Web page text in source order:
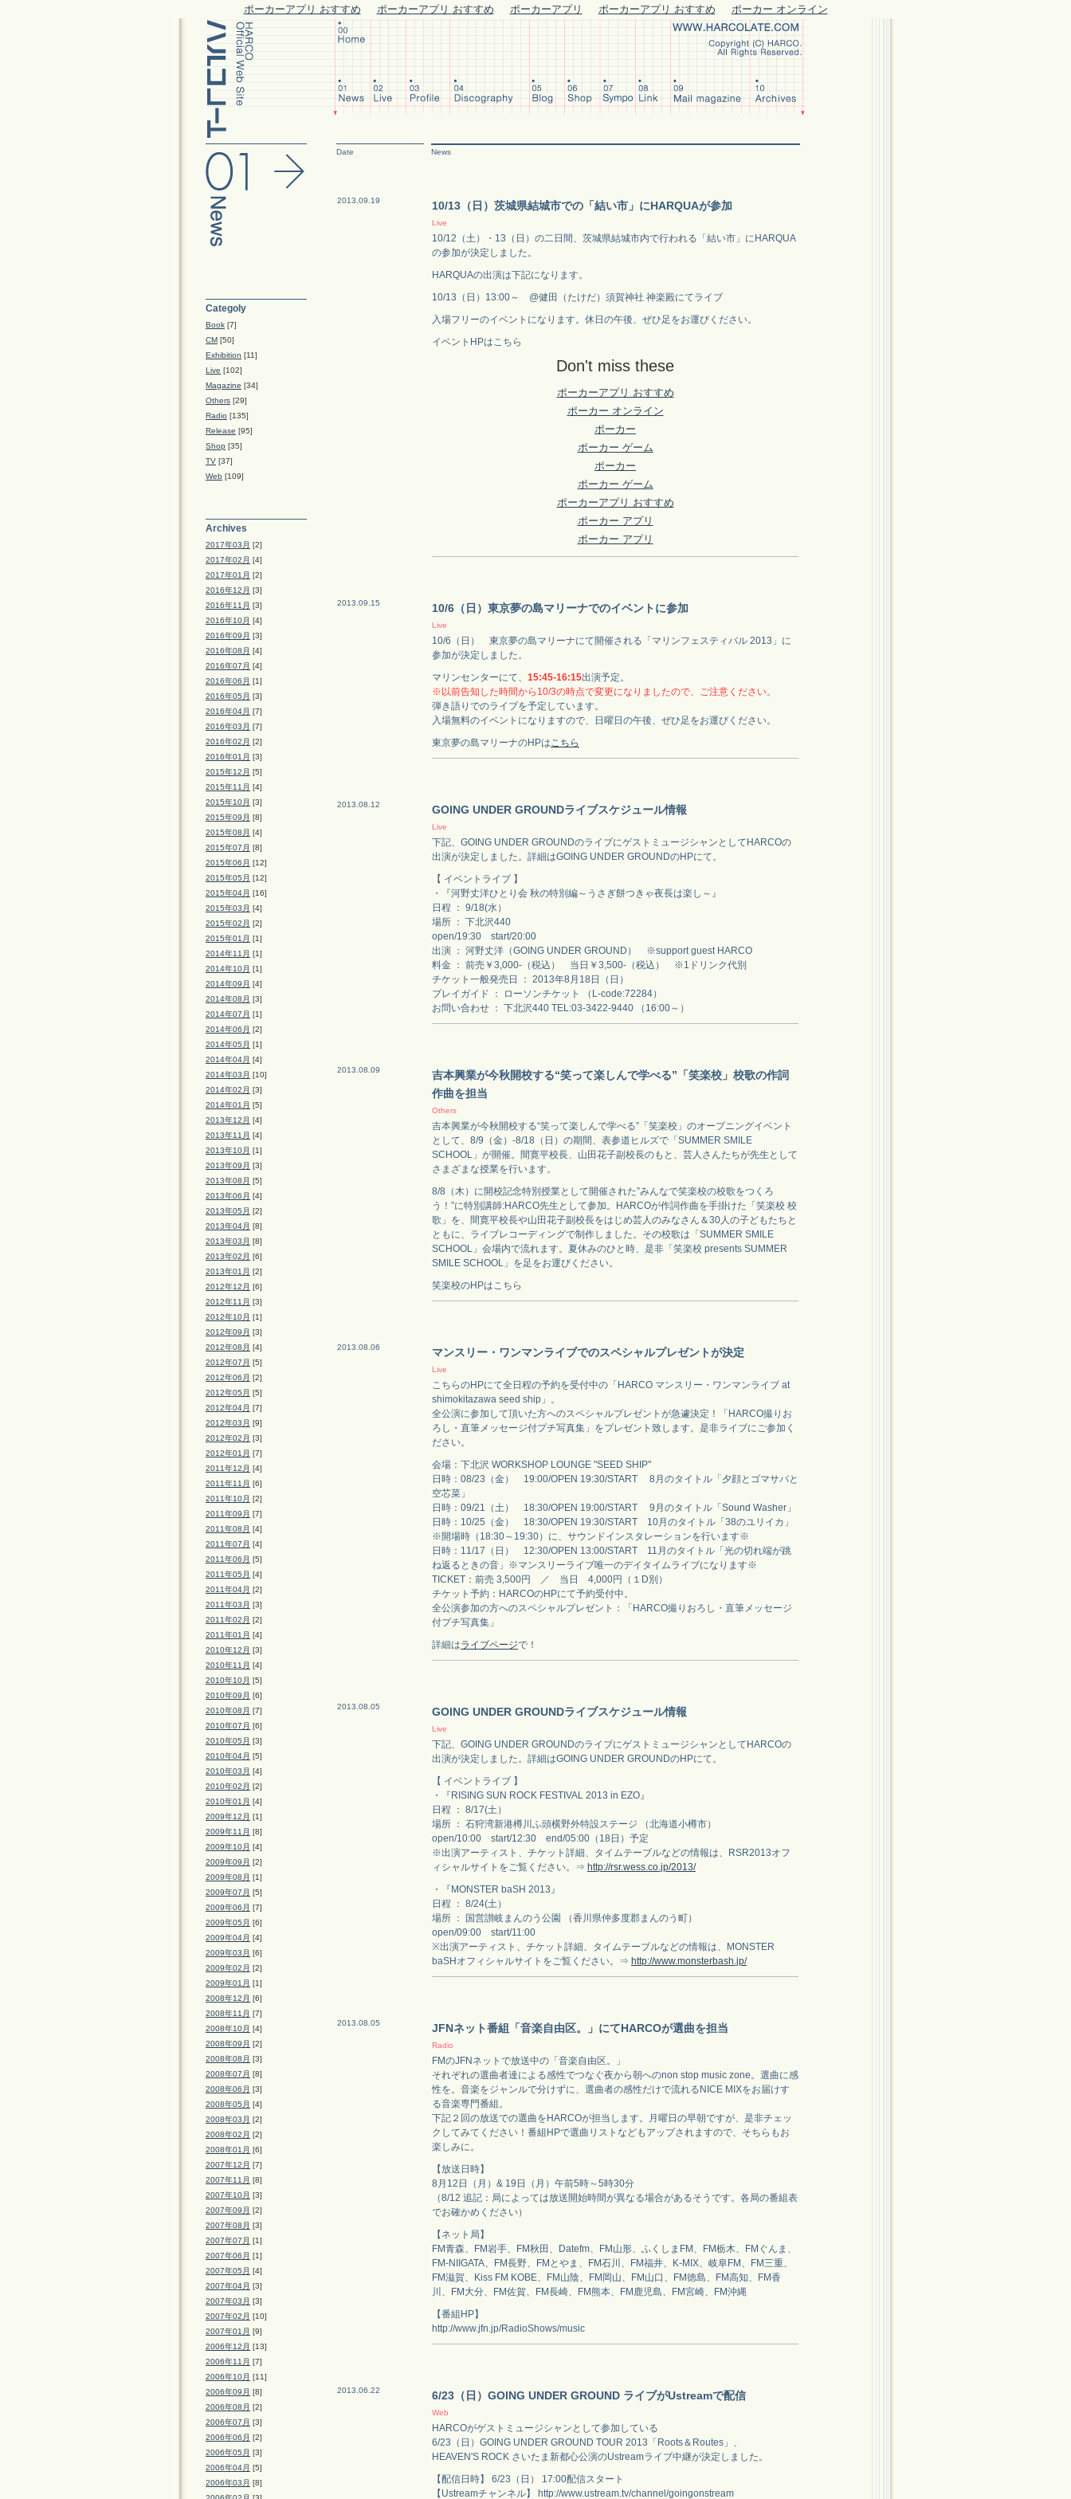
ポーカーアプリ おすすめ ポーカーアプリ おすすめ ポーカーアプリ ポーカーアプリ おすすめ ポーカー オンライン
Categoly
Book [7]
CM [50]
Exhibition [11]
Live [102]
Magazine [34]
Others [29]
Radio [135]
Release [95]
Shop [35]
TV [37]
Web [109]
Archives
2017年03月 [2]
2017年02月 [4]
2017年01月 [2]
2016年12月 [3]
2016年11月 [3]
2016年10月 [4]
2016年09月 [3]
2016年08月 [4]
2016年07月 [4]
2016年06月 [1]
2016年05月 [3]
2016年04月 [7]
2016年03月 [7]
2016年02月 [2]
2016年01月 [3]
2015年12月 [5]
2015年11月 [4]
2015年10月 [3]
2015年09月 [8]
2015年08月 [4]
2015年07月 [8]
2015年06月 [12]
2015年05月 [12]
2015年04月 [16]
2015年03月 [4]
2015年02月 [2]
2015年01月 [1]
2014年11月 [1]
2014年10月 [1]
2014年09月 [4]
2014年08月 [3]
2014年07月 [1]
2014年06月 [2]
2014年05月 [1]
2014年04月 [4]
2014年03月 [10]
2014年02月 [3]
2014年01月 [5]
2013年12月 [4]
2013年11月 [4]
2013年10月 [1]
2013年09月 [3]
2013年08月 [5]
2013年06月 [4]
2013年05月 [2]
2013年04月 [8]
2013年03月 [8]
2013年02月 [6]
2013年01月 [2]
2012年12月 [6]
2012年11月 [3]
2012年10月 [1]
2012年09月 [3]
2012年08月 [4]
2012年07月 [5]
2012年06月 [2]
2012年05月 [5]
2012年04月 [7]
2012年03月 [9]
2012年02月 [3]
2012年01月 [7]
2011年12月 [4]
2011年11月 [6]
2011年10月 [2]
2011年09月 [7]
2011年08月 [4]
2011年07月 [4]
2011年06月 [5]
2011年05月 [4]
2011年04月 [2]
2011年03月 [3]
2011年02月 [2]
2011年01月 [4]
2010年12月 [3]
2010年11月 [4]
2010年10月 [5]
2010年09月 [6]
2010年08月 [7]
2010年07月 [6]
2010年05月 [3]
2010年04月 [5]
2010年03月 [4]
2010年02月 [2]
2010年01月 [4]
2009年12月 [1]
2009年11月 [8]
2009年10月 [4]
2009年09月 [2]
2009年08月 [1]
2009年07月 [5]
2009年06月 [7]
2009年05月 [6]
2009年04月 [4]
2009年03月 [6]
2009年02月 [2]
2009年01月 [1]
2008年12月 [6]
2008年11月 [7]
2008年10月 [4]
2008年09月 [2]
2008年08月 [3]
2008年07月 [8]
2008年06月 [3]
2008年05月 [4]
2008年03月 [2]
2008年02月 [2]
2008年01月 [6]
2007年12月 [7]
2007年11月 [8]
2007年10月 [3]
2007年09月 [2]
2007年08月 [3]
2007年07月 [1]
2007年06月 [1]
2007年05月 [4]
2007年04月 [3]
2007年03月 [3]
2007年02月 [10]
2007年01月 [9]
2006年12月 [13]
2006年11月 [7]
2006年10月 [11]
2006年09月 [8]
2006年08月 [2]
2006年07月 [3]
2006年06月 [2]
2006年05月 [3]
2006年04月 [5]
2006年03月 [8]
Date News
2013.09.19 10/13（日）茨城県結城市での「結い市」にHARQUAが参加
Live
10/12（土）・13（日）の二日間、茨城県結城市内で行われる「結い市」にHARQUA
の参加が決定しました。
HARQUAの出演は下記になります。
10/13（日）13:00～ @健田（たけだ）須賀神社 神楽殿にてライブ
入場フリーのイベントになります。休日の午後、ぜひ足をお運びください。
イベントHPはこちら
Don't miss these
ポーカーアプリ おすすめ
ポーカー オンライン
ポーカー
ポーカー ゲーム
ポーカー
ポーカー ゲーム
ポーカーアプリ おすすめ
ポーカー アプリ
ポーカー アプリ
2013.09.15 10/6（日）東京夢の島マリーナでのイベントに参加
Live
10/6（日） 東京夢の島マリーナにて開催される「マリンフェスティバル 2013」に
参加が決定しました。
マリンセンターにて、 15:45-16:15出演予定。
※以前告知した時間から10/3の時点で変更になりましたので、ご注意ください。
弾き語りでのライブを予定しています。
入場無料のイベントになりますので、日曜日の午後、ぜひ足をお運びください。
東京夢の島マリーナのHPはこちら
2013.08.12 GOING UNDER GROUNDライブスケジュール情報
Live
下記、GOING UNDER GROUNDのライブにゲストミュージシャンとしてHARCOの
出演が決定しました。詳細はGOING UNDER GROUNDのHPにて。
【 イベントライブ 】
・『河野丈洋ひとり会 秋の特別編～うさぎ餅つきゃ夜長は楽し～』
日程 ： 9/18(水）
場所 ： 下北沢440
open/19:30 start/20:00
出演 ： 河野丈洋（GOING UNDER GROUND） ※support guest HARCO
料金 ： 前売￥3,000-（税込） 当日￥3,500-（税込） ※1ドリンク代別
チケット一般発売日 ： 2013年8月18日（日）
プレイガイド ： ローソンチケット （L-code:72284）
お問い合わせ ： 下北沢440 TEL:03-3422-9440 （16:00～）
2013.08.09
吉本興業が今秋開校する“笑って楽しんで学べる”「笑楽校」校歌の作詞
作曲を担当
Others
吉本興業が今秋開校する“笑って楽しんで学べる”「笑楽校」のオープニングイベント
として、8/9（金）-8/18（日）の期間、表参道ヒルズで「SUMMER SMILE
SCHOOL」が開催。間寛平校長、山田花子副校長のもと、芸人さんたちが先生として
さまざまな授業を行います。
8/8（木）に開校記念特別授業として開催された”みんなで笑楽校の校歌をつくろ
う！”に特別講師:HARCO先生として参加。HARCOが作詞作曲を手掛けた「笑楽校 校
歌」を、間寛平校長や山田花子副校長をはじめ芸人のみなさん＆30人の子どもたちと
ともに、ライブレコーディングで制作しました。その校歌は「SUMMER SMILE
SCHOOL」会場内で流れます。夏休みのひと時、是非「笑楽校 presents SUMMER
SMILE SCHOOL」を足をお運びください。
笑楽校のHPはこちら
2013.08.06 マンスリー・ワンマンライブでのスペシャルプレゼントが決定
Live
こちらのHPにて全日程の予約を受付中の「HARCO マンスリー・ワンマンライブ at
shimokitazawa seed ship」。
全公演に参加して頂いた方へのスペシャルプレゼントが急遽決定！「HARCO撮りお
ろし・直筆メッセージ付プチ写真集」をプレゼント致します。是非ライブにご参加く
ださい。
会場：下北沢 WORKSHOP LOUNGE "SEED SHIP"
日時：08/23（金） 19:00/OPEN 19:30/START 8月のタイトル「夕顔とゴマサバと
空芯菜」
日時：09/21（土） 18:30/OPEN 19:00/START 9月のタイトル「Sound Washer」
日時：10/25（金） 18:30/OPEN 19:30/START 10月のタイトル「38のユリイカ」
※開場時（18:30～19:30）に、サウンドインスタレーションを行います※
日時：11/17（日） 12:30/OPEN 13:00/START 11月のタイトル「光の切れ端が跳
ね返るときの音」※マンスリーライブ唯一のデイタイムライブになります※
TICKET：前売 3,500円 ／ 当日 4,000円（１D別）
チケット予約：HARCOのHPにて予約受付中。
全公演参加の方へのスペシャルプレゼント：「HARCO撮りおろし・直筆メッセージ
付プチ写真集」
詳細はライブページで！
2013.08.05 GOING UNDER GROUNDライブスケジュール情報
Live
下記、GOING UNDER GROUNDのライブにゲストミュージシャンとしてHARCOの
出演が決定しました。詳細はGOING UNDER GROUNDのHPにて。
【 イベントライブ 】
・『RISING SUN ROCK FESTIVAL 2013 in EZO』
日程 ： 8/17(土）
場所 ： 石狩湾新港樽川ふ頭横野外特設ステージ （北海道小樽市）
open/10:00 start/12:30 end/05:00（18日）予定
※出演アーティスト、チケット詳細、タイムテーブルなどの情報は、RSR2013オフ
ィシャルサイトをご覧ください。⇒ http://rsr.wess.co.jp/2013/
・『MONSTER baSH 2013』
日程 ： 8/24(土）
場所 ： 国営讃岐まんのう公園 （香川県仲多度郡まんのう町）
open/09:00 start/11:00
※出演アーティスト、チケット詳細、タイムテーブルなどの情報は、MONSTER
baSHオフィシャルサイトをご覧ください。⇒ http://www.monsterbash.jp/
2013.08.05 JFNネット番組「音楽自由区。」にてHARCOが選曲を担当
Radio
FMのJFNネットで放送中の「音楽自由区。」
それぞれの選曲者達による感性でつなぐ夜から朝へのnon stop music zone。選曲に感
性を。音楽をジャンルで分けずに、選曲者の感性だけで流れるNICE MIXをお届けす
る音楽専門番組。
下記２回の放送での選曲をHARCOが担当します。月曜日の早朝ですが、是非チェッ
クしてみてください！番組HPで選曲リストなどもアップされますので、そちらもお
楽しみに。
【放送日時】
8月12日（月）& 19日（月）午前5時～5時30分
（8/12 追記：局によっては放送開始時間が異なる場合があるそうです。各局の番組表
でお確かめください）
【ネット局】
FM青森、FM岩手、FM秋田、Datefm、FM山形、ふくしまFM、FM栃木、FMぐんま、
FM-NIIGATA、FM長野、FMとやま、FM石川、FM福井、K-MIX、岐阜FM、FM三重、
FM滋賀、Kiss FM KOBE、FM山陰、FM岡山、FM山口、FM徳島、FM高知、FM香
川、FM大分、FM佐賀、FM長崎、FM熊本、FM鹿児島、FM宮崎、FM沖縄
【番組HP】
http://www.jfn.jp/RadioShows/music
2013.06.22 6/23（日）GOING UNDER GROUND ライブがUstreamで配信
Web
HARCOがゲストミュージシャンとして参加している
6/23（日）GOING UNDER GROUND TOUR 2013「Roots＆Routes」、
HEAVEN'S ROCK さいたま新都心公演のUstreamライブ中継が決定しました。
【配信日時】 6/23（日） 17:00配信スタート
【Ustreamチャンネル】 http://www.ustream.tv/channel/goingonstream